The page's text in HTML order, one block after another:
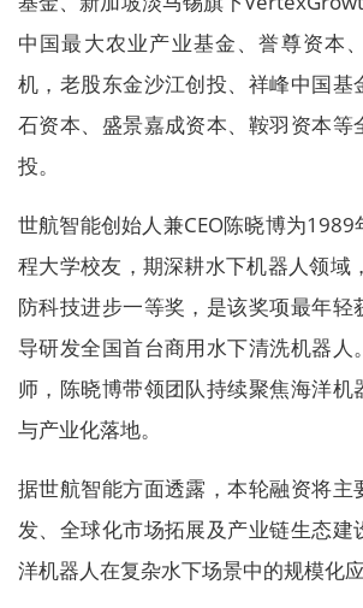
中国最大农业产业基金、誉尊资本
机，老股东金沙江创投、祥峰中国基
石资本、盛景嘉成资本、鞍羽资本等
投。
世航智能创始人兼CEO陈晓博为
程大学校友，期深耕水下机器人领域
防科技进步一等奖，是该奖项最年轻
导研发全国首台商用水下清洗机器人
师，陈晓博带领团队持续聚焦海洋机
与产业化落地。
据世航智能方面透露，本轮融资将主
发、全球化市场拓展及产业链生态建
洋机器人在复杂水下场景中的规模化应